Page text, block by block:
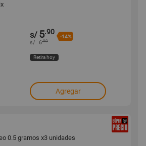
s/ 5.90
-14%
s/ 6.90
Retira hoy
Agregar
0.5 gramos x3 unidades